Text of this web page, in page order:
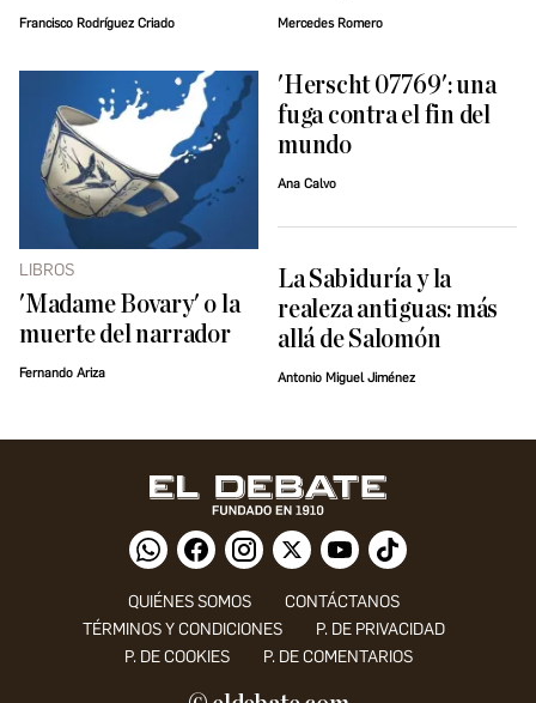
Francisco Rodríguez Criado Mercedes Romero
LIBROS
'Madame Bovary' o la
muerte del narrador
Fernando Ariza
'Herscht 07769': una
fuga contra el fin del
mundo
Ana Calvo
La Sabiduría y la
realeza antiguas: más
allá de Salomón
Antonio Miguel Jiménez
QUIÉNES SOMOS
CONTÁCTANOS
TÉRMINOS Y CONDICIONES
P. DE PRIVACIDAD
P. DE COOKIES
P. DE COMENTARIOS